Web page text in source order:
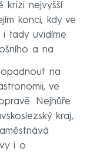
krizi nejvyšší
konci, kdy ve
tady uvidíme
a na
na
ve
Nejhůře
kraj,
i o